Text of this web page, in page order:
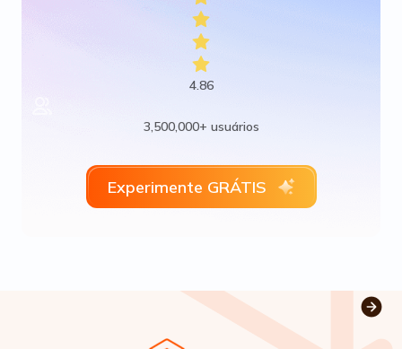
4.86
3,500,000+ usuários
Experimente GRÁTIS